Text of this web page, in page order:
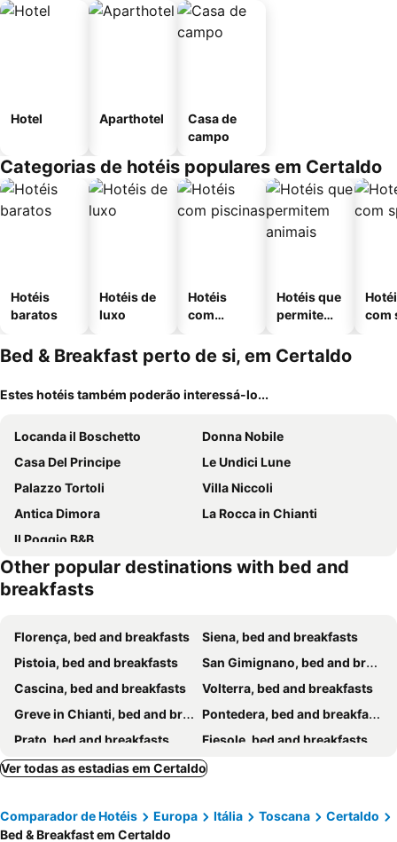
Hotel Aparthotel
Casa de
campo
Categorias de hotéis populares em Certaldo
Hotéis
baratos
Hotéis de
luxo
Hotéis
com
Hotéis que
permitem
com
Bed & Breakfast perto de si, em Certaldo
Estes hotéis também poderão interessá-lo...
Locanda il Boschetto
Donna Nobile
Casa Del Principe
Le Undici Lune
Palazzo Tortoli
Villa Niccoli
Antica Dimora
La Rocca in Chianti
Il Poggio B&B
Other popular destinations with bed and
breakfasts
Florença, bed and breakfasts
Siena, bed and breakfasts
Pistoia, bed and breakfasts
San Gimignano, bed and breakfasts
Cascina, bed and breakfasts
Volterra, bed and breakfasts
Greve in Chianti, bed and breakfasts
Pontedera, bed and breakfasts
Prato, bed and breakfasts
Fiesole, bed and breakfasts
Calenzano, bed and breakfasts
Collesalvetti, bed and breakfasts
Pontassieve, bed and breakfasts
San Casciano in Val di Pesa, bed and breakfasts
Ver todas as estadias em Certaldo
Comparador de Hotéis Europa Itália Toscana
Certaldo
Bed & Breakfast em Certaldo